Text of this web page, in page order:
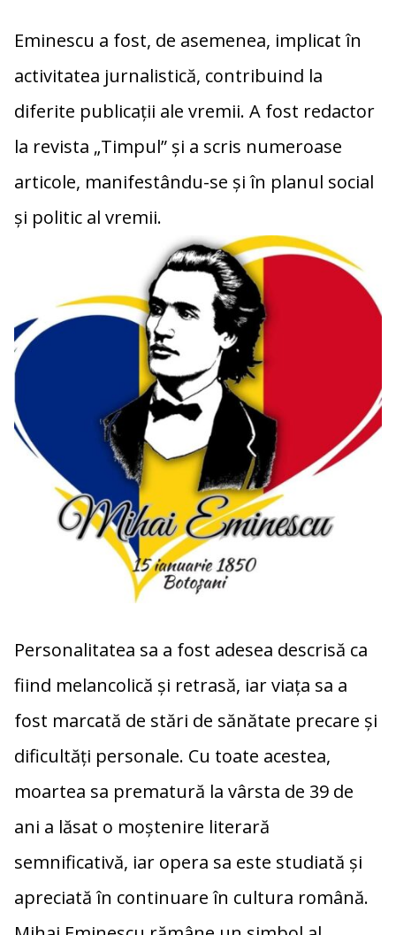
Eminescu a fost, de asemenea, implicat în
activitatea jurnalistică, contribuind la
diferite publicații ale vremii. A fost redactor
la revista „Timpul” și a scris numeroase
articole, manifestându-se și în planul social
și politic al vremii.
Personalitatea sa a fost adesea descrisă ca
fiind melancolică și retrasă, iar viața sa a
fost marcată de stări de sănătate precare și
dificultăți personale. Cu toate acestea,
moartea sa prematură la vârsta de 39 de
ani a lăsat o moștenire literară
semnificativă, iar opera sa este studiată și
apreciată în continuare în cultura română.